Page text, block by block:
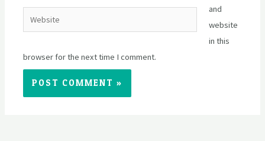
Website
and
website
in this
browser for the next time I comment.